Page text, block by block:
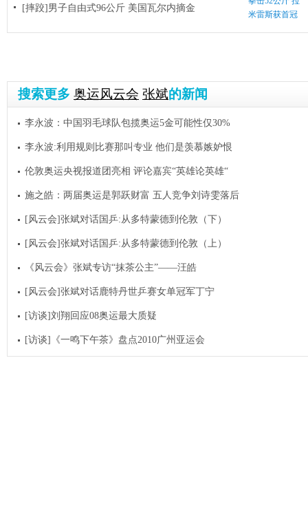
[摔跤]男子自由式96公斤 美国瓦尔内摘金
米雷斯获首冠
搜索更多 奥运风云会 张斌的新闻
李永波：中国羽毛球队包揽奥运5金可能性仅30%
李永波:利用规则比赛那叫专业 他们是羡慕嫉妒恨
伦敦奥运央视报道团亮相 评论嘉宾“英雄论英雄“
施之皓：两届奥运是郭跃财富 五人竞争刘诗雯落后
[风云会]张斌对话国乒:从多特蒙德到伦敦（下）
[风云会]张斌对话国乒:从多特蒙德到伦敦（上）
《风云会》张斌专访“抹茶公主”——汪皓
[风云会]张斌对话鹿特丹世乒赛女单冠军丁宁
[访谈]刘翔回应08奥运最大质疑
[访谈]《一鸣下午茶》盘点2010广州亚运会